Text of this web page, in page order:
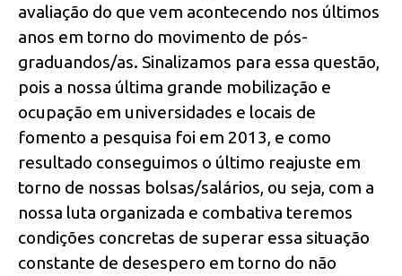
avaliação do que vem acontecendo nos últimos
anos em torno do movimento de pós-
graduandos/as. Sinalizamos para essa questão,
pois a nossa última grande mobilização e
ocupação em universidades e locais de
fomento a pesquisa foi em 2013, e como
resultado conseguimos o último reajuste em
torno de nossas bolsas/salários, ou seja, com a
nossa luta organizada e combativa teremos
condições concretas de superar essa situação
constante de desespero em torno do não